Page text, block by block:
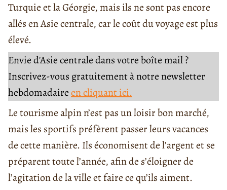
Turquie et la Géorgie, mais ils ne sont pas encore
allés en Asie centrale, car le coût du voyage est plus
élevé.
Envie d'Asie centrale dans votre boîte mail ?
Inscrivez-vous gratuitement à notre newsletter
hebdomadaireen cliquant ici.
Le tourisme alpin n’est pas un loisir bon marché,
mais les sportifs préfèrent passer leurs vacances
de cette manière. Ils économisent de l’argent et se
préparent toute l’année, afin de s’éloigner de
l’agitation de la ville et faire ce qu’ils aiment.